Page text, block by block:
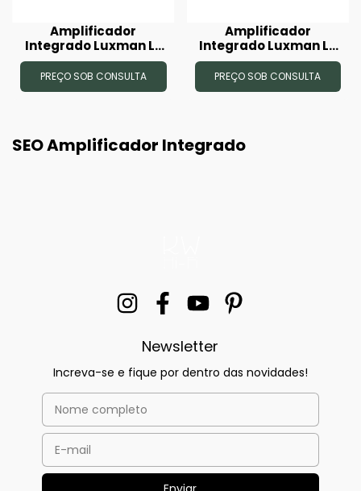
Amplificador
Integrado Luxman L-
509Z
PREÇO SOB CONSULTA
Amplificador
Integrado Luxman L-
507Z
PREÇO SOB CONSULTA
SEO Amplificador Integrado
Newsletter
Increva-se e fique por dentro das novidades!